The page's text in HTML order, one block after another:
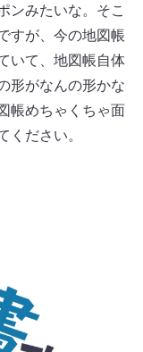
ンみたいな。そこ
すが、今の地図帳
いて、地図帳自体
形がなんの形かな
帳めちゃくちゃ面
ください。